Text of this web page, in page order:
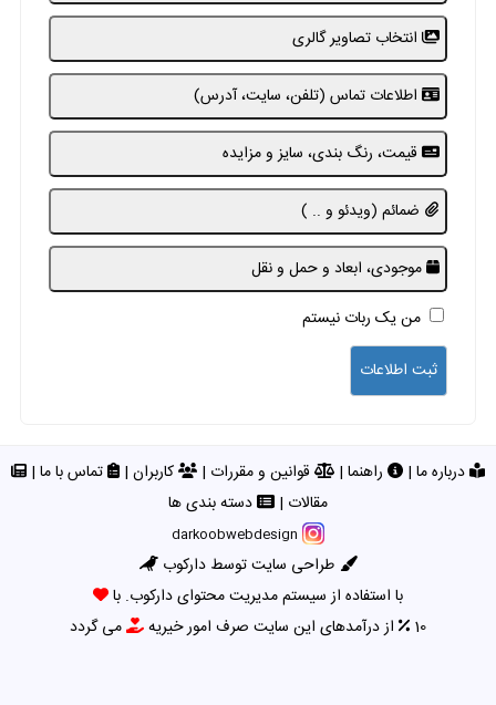
انتخاب تصاویر گالری
اطلاعات تماس (تلفن، سایت، آدرس)
قیمت، رنگ بندی، سایز و مزایده
ضمائم (ویدئو و .. )
موجودی، ابعاد و حمل و نقل
من یک ربات نیستم
درباره ما | راهنما | قوانین و مقررات | کاربران | تماس با ما|
مقالات | دسته بندی ها
darkoobwebdesign
طراحی سایت توسط دارکوب
با استفاده از سیستم مدیریت محتوای دارکوب. با
10
از درآمدهای این سایت صرف امور خیریه می گردد